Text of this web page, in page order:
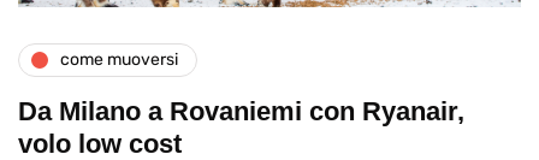
come muoversi
Da Milano a Rovaniemi con Ryanair,
volo low cost